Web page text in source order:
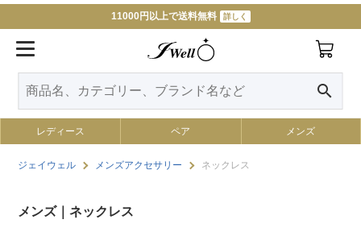
LINE友だち追加で特典GET 詳しく
11000円以上で送料無料 詳しく
search
レディース ペア メンズ
ジェイウェル メンズアクセサリー ネックレス
メンズ｜ネックレス